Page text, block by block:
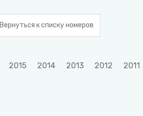
Вернуться к списку номеров
2015 2014 2013 2012 2011